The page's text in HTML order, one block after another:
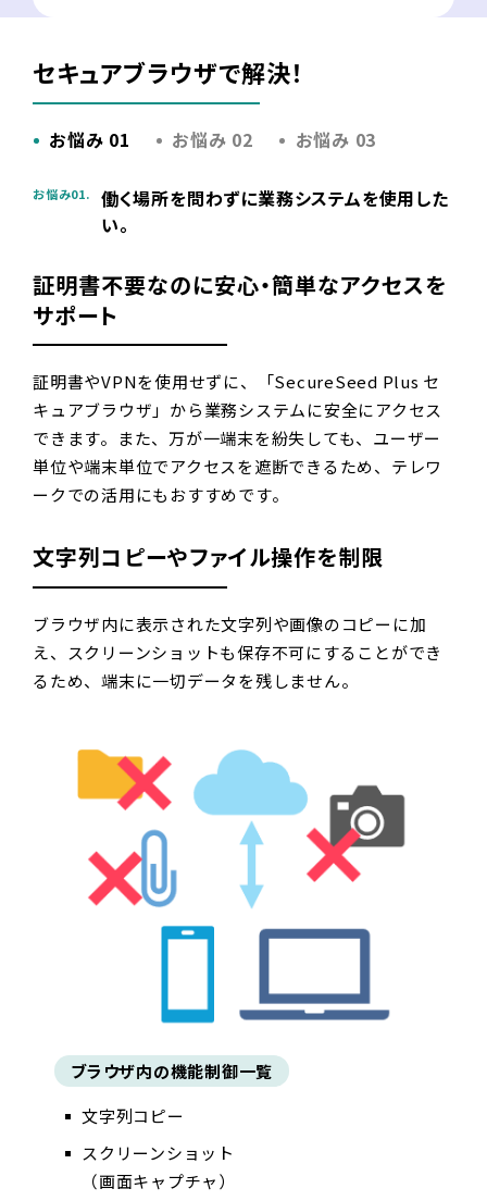
セキュアブラウザで解決！
お悩み 01 お悩み 02 お悩み 03
お悩み01.
働く場所を問わずに業務システムを使用した
い。
証明書不要なのに安心・簡単なアクセスを
サポート
証明書やVPNを使用せずに、「SecureSeed Plus セ
キュアブラウザ」から業務システムに安全にアクセス
できます。また、万が一端末を紛失しても、ユーザー
単位や端末単位でアクセスを遮断できるため、テレワ
ークでの活用にもおすすめです。
文字列コピーやファイル操作を制限
ブラウザ内に表示された文字列や画像のコピーに加
え、スクリーンショットも保存不可にすることができ
るため、端末に一切データを残しません。
ブラウザ内の機能制御一覧
文字列コピー
スクリーンショット
（画面キャプチャ）